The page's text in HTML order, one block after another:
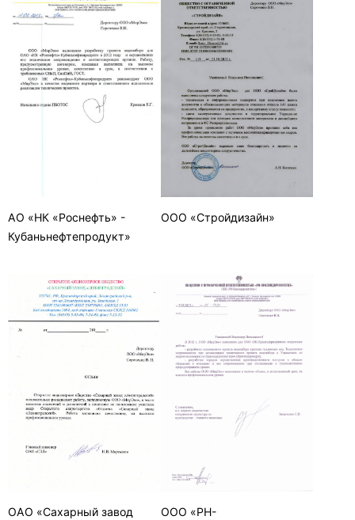
АО «НК «Роснефть» -
Кубаньнефтепродукт»
ООО «Стройдизайн»
ОАО «Сахарный завод
ООО «РН-